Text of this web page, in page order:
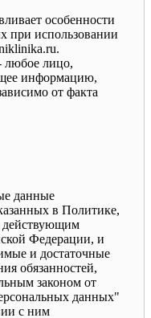
особенности
при использовании
любое лицо,
информацию,
от факта
данные
в Политике,
действующим
Федерации, и
и достаточные
обязанностей,
законом от
данных"
с ним